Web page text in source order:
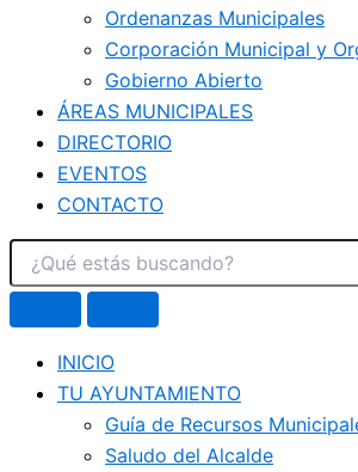
Ordenanzas Municipales
Corporación Municipal y
Gobierno Abierto
ÁREAS MUNICIPALES
DIRECTORIO
EVENTOS
CONTACTO
INICIO
TU AYUNTAMIENTO
Guía de Recursos
Saludo del Alcalde